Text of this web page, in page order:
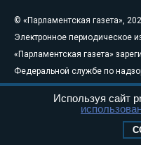
© «Парламентская газета»,
Электронное периодическое
«Парламентская газета»
Федеральной службе по
связи, информационных
массовых коммуникаций
Свидетельство о
Используя сайт